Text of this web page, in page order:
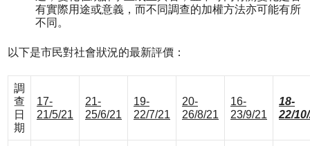
有實際用途或意義，而不同調查的加權方法亦可能有所
不同。
以下是市民對社會狀況的最新評價：
調
查
日
期
17-
21/5/21
21-
25/6/21
19-
22/7/21
20-
26/8/21
16-
23/9/21
18-
22/